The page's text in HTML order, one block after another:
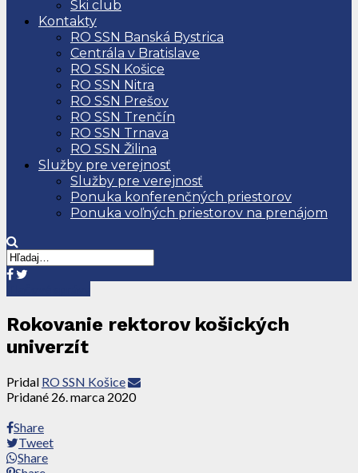
Ski club
Kontakty
RO SSN Banská Bystrica
Centrála v Bratislave
RO SSN Košice
RO SSN Nitra
RO SSN Prešov
RO SSN Trenčín
RO SSN Trnava
RO SSN Žilina
Služby pre verejnosť
Služby pre verejnosť
Ponuka konferenčných priestorov
Ponuka voľných priestorov na prenájom
Rokovanie rektorov košických
univerzít
Pridal RO SSN Košice
Pridané 26. marca 2020
Share
Tweet
Share